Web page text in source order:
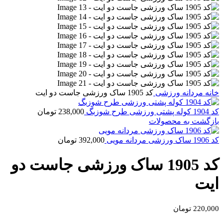
خانه مردانه ورزشی کد 1905 ساک ورزشی جاست دو ایت
کد 1904 کوله پشتی ورزشی طرح شوزبگ 238,000 تومان
بازگشت به محصولات
کد 1906 ساک ورزشی مردانه مویی 392,000 تومان
کد 1905 ساک ورزشی جاست دو
ایت
220,000 تومان